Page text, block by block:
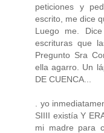
peticiones y
escrito, me dice
Luego me.
escrituras que
Pregunto Sra
ella agarro. Un
DE CUENCA...
. yo
SIIII existía Y
mi madre para